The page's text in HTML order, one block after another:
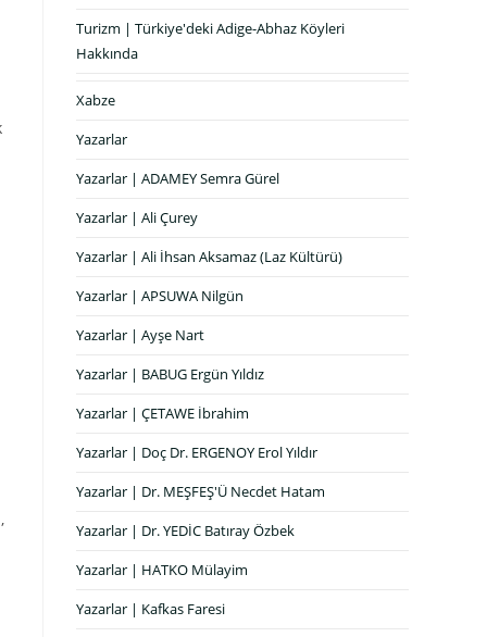
Turizm | Türkiye'deki Adige-Abhaz Köyleri
Hakkında
Xabze
Yazarlar
Yazarlar | ADAMEY Semra Gürel
Yazarlar | Ali Çurey
Yazarlar | Ali İhsan Aksamaz (Laz Kültürü)
Yazarlar | APSUWA Nilgün
Yazarlar | Ayşe Nart
Yazarlar | BABUG Ergün Yıldız
Yazarlar | ÇETAWE İbrahim
Yazarlar | Doç Dr. ERGENOY Erol Yıldır
Yazarlar | Dr. MEŞFEŞ'Ü Necdet Hatam
Yazarlar | Dr. YEDİC Batıray Özbek
Yazarlar | HATKO Mülayim
Yazarlar | Kafkas Faresi